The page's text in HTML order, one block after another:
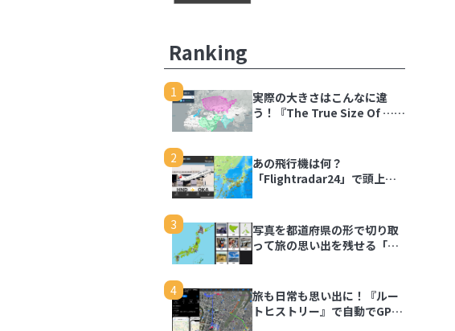
Ranking
1
実際の大きさはこんなに違
う！『The True Size Of …』
2
あの飛行機は何？
「Flightradar24」で頭上の
3
写真を都道府県の形で切り取
って旅の思い出を残せる「旅
4
旅も日常も思い出に！『ルー
トヒストリー』で自動でGPS